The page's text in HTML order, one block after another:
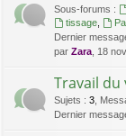
Sous-forums :
tissage,
Dernier
par Zara , 18
Travail du
Sujets : 3
Dernier